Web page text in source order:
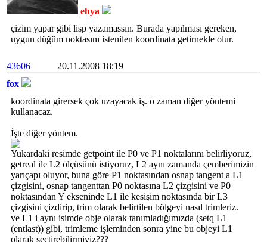
ehya
çizim yapar gibi lisp yazamassın. Burada yapılması gereken,
uygun düğüm noktasını istenilen koordinata getirnekle olur.
43606
20.11.2008 18:19
fox
koordinata girersek çok uzayacak iş. o zaman diğer yöntemi
kullanacaz.
İşte diğer yöntem.
Yukardaki resimde getpoint ile P0 ve P1 noktalarını belirliyoruz,
getreal ile L2 ölçüsünü istiyoruz, L2 aynı zamanda çemberimizin
yarıçapı oluyor, buna göre P1 noktasından osnap tangent a L1
çizgisini, osnap tangenttan P0 noktasına L2 çizgisini ve P0
noktasından Y ekseninde L1 ile kesişim noktasında bir L3
çizgisini çizdirip, trim olarak belirtilen bölgeyi nasıl trimleriz.
ve L1 i aynı isimde obje olarak tanımladığımızda (setq L1
(entlast)) gibi, trimleme işleminden sonra yine bu objeyi L1
olarak seçtirebilirmiyiz???